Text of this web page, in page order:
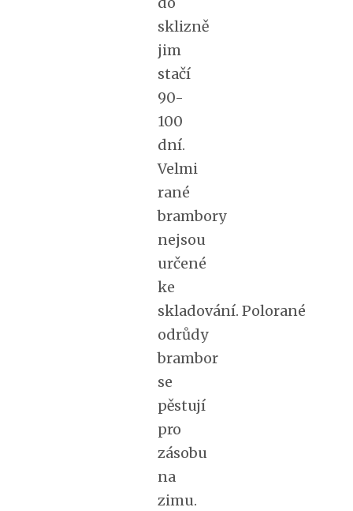
sklizně
jim
stačí
90-
100
dní.
Velmi
rané
brambory
nejsou
určené
ke
skladování. Polorané
odrůdy
brambor
se
pěstují
pro
zásobu
na
zimu.